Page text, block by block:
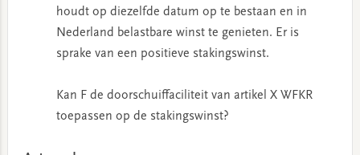
houdt op diezelfde datum op te bestaan en in
Nederland belastbare winst te genieten. Er is
sprake van een positieve stakingswinst.
Kan F de doorschuiffaciliteit van artikel X WFKR
toepassen op de stakingswinst?